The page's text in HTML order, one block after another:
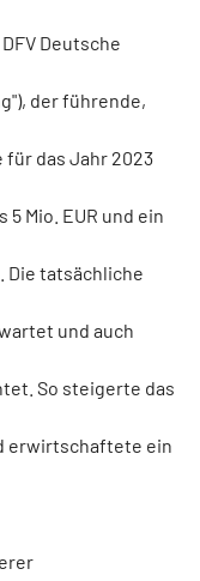
Deutsche
der führende,
das Jahr 2023
Mio. EUR und ein
Die tatsächliche
und auch
So steigerte das
erwirtschaftete ein